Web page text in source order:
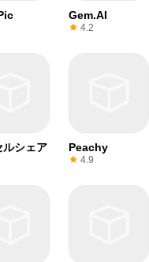
Gem.AI
4.2
ルシェア Peachy
4.9